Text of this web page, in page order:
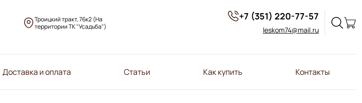
Троицкий тракт, 76к2 (На
территории ТК "Усадьба")
+7 (351) 220-77-57
leskom74@mail.ru
Доставка и оплата Статьи Как купить Контакты